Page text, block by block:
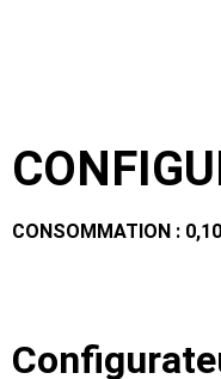
CONSOMMATION :